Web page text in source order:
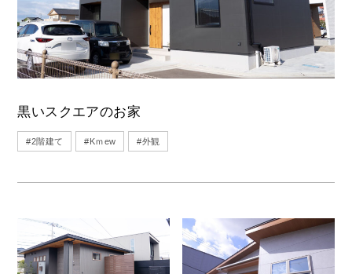
黒いスクエアのお家
#2階建て # Kｍew #外観